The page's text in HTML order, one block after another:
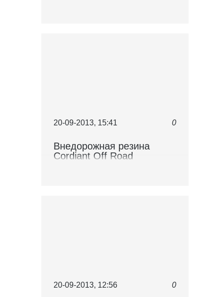
20-09-2013, 15:41 0
Внедорожная резина
Cordiant Off Road
20-09-2013, 12:56 0